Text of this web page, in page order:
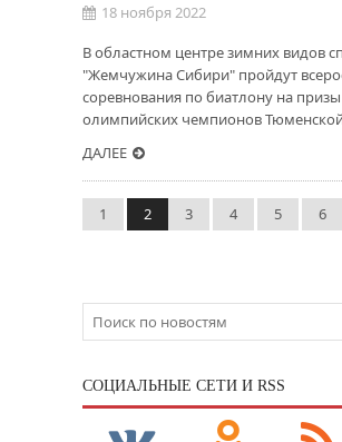
18 ноября 2022
В областном центре зимних видов
"Жемчужина Сибири" пройдут
соревнования по биатлону на призы
олимпийских чемпионов
ДАЛЕЕ
1 2 3 4 5 6
CОЦИАЛЬНЫЕ СЕТИ И RSS